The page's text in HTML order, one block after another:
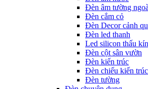
Đèn âm tường
Đèn cắm cỏ
Đèn Decor cảnh
Đèn led thanh
Led silicon thấu
Đèn cột sân vườn
Đèn kiến trúc
Đèn chiếu kiến
Đèn tường